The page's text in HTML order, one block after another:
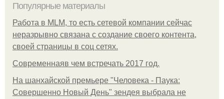
Популярные материалы
Работа в MLM, то есть сетевой компании сейчас
неразрывно связана с создание своего контента,
своей страницы в соц сетях.
Современнаяв чем встречать 2017 год.
На шанхайской премьере "Человека - Паука:
Совершенно Новый День" зендея выбрала не